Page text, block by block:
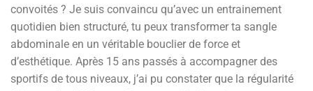
convoités ? Je suis convaincu qu’avec un entrainement
quotidien bien structuré, tu peux transformer ta sangle
abdominale en un véritable bouclier de force et
d’esthétique. Après 15 ans passés à accompagner des
sportifs de tous niveaux, j’ai pu constater que la régularité